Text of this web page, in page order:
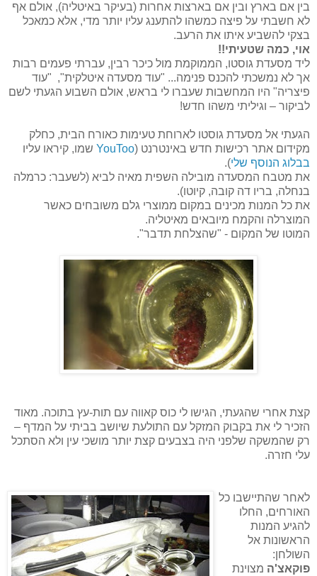
בין אם בארץ ובין אם בארצות אחרות (בעיקר באיטליה), אולם אף
לא חשבתי על פיצה כמשהו להתענג עליו יותר מדי, אלא כמאכל
בצקי להשביע איתו את הרעב.
אוי, כמה שטעיתי!!
ליד מסעדת גוסטו, הממוקמת מול כיכר רבין, עברתי פעמים רבות
אך לא נמשכתי להכנס פנימה... "עוד מסעדה איטלקית", "עוד
פיצריה" היו המחשבות שעברו לי בראש, אולם השבוע הגעתי לשם
לביקור – וגיליתי משהו חדש!
הגעתי אל מסעדת גוסטו לארוחת טעימות כאורח הבית, כחלק
מקידום אתר רכישות חדש באינטרנט (YouToo שמו, קיראו עליו
בבלוג הנוסף שלי).
את מטבח המסעדה מובילה השפית מאיה לביא (לשעבר: כרמלה
בנחלה, בריו דה קובה, קיוטו).
את כל המנות מכינים במקום ממוצרי גלם משובחים כאשר
המוצרלה והקמח מיובאים מאיטליה.
המוטו של המקום - "שהצלחת תדבר".
קצת אחרי שהגעתי, הגישו לי כוס קאווה עם תות-עץ בתוכה. מאוד
הזכיר לי את בקבוק המזקל עם התולעת שיושב בביתי על המדף –
רק שהמשקה שלפני היה בצבעים קצת יותר מושכי עין ולא הסתכל
עלי חזרה.
לאחר שהתיישבו כל
האורחים, החלו
להגיע המנות
הראשונות אל
השולחן:
פוקאצ'ה מצוינת